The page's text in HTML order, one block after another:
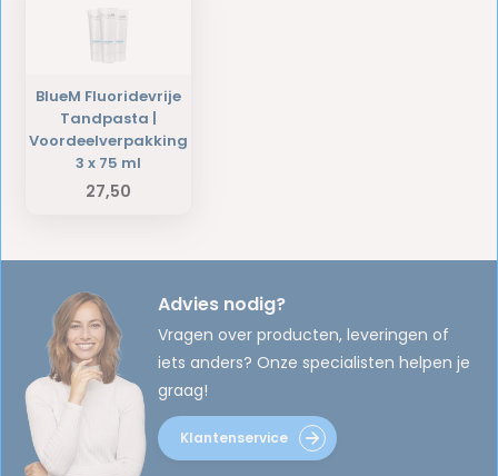
BlueM Fluoridevrije
Tandpasta |
Voordeelverpakking
3 x 75 ml
27,50
Advies nodig?
Vragen over producten, leveringen of
iets anders? Onze specialisten helpen je
graag!
Klantenservice